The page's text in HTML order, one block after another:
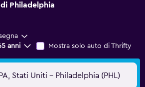
Philadelphia
anni Mostra solo auto di Thrifty
Stati Uniti - Philadelphia (PHL)